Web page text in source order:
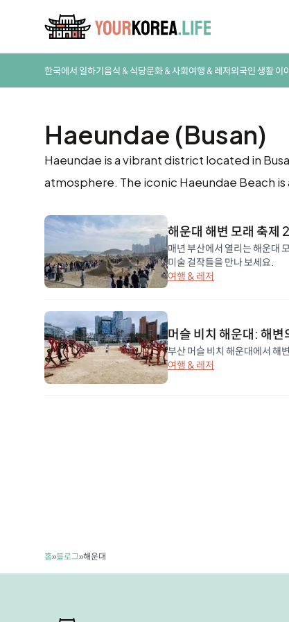
한국에서 일하기음식 & 식당문화 & 사회여행 & 레저외국인 생활 이
Haeundae (Busan)
Haeundae is a vibrant district located in
atmosphere. The iconic Haeundae Beach
해운대 해변 모래 축제
매년 부산에서 열리는 해운대
미술 걸작들을 만나 보세요.
여행 & 레저
머슬 비치 해운대: 해변
부산 머슬 비치 해운대에서 해
여행 & 레저
홈»블로그»해운대